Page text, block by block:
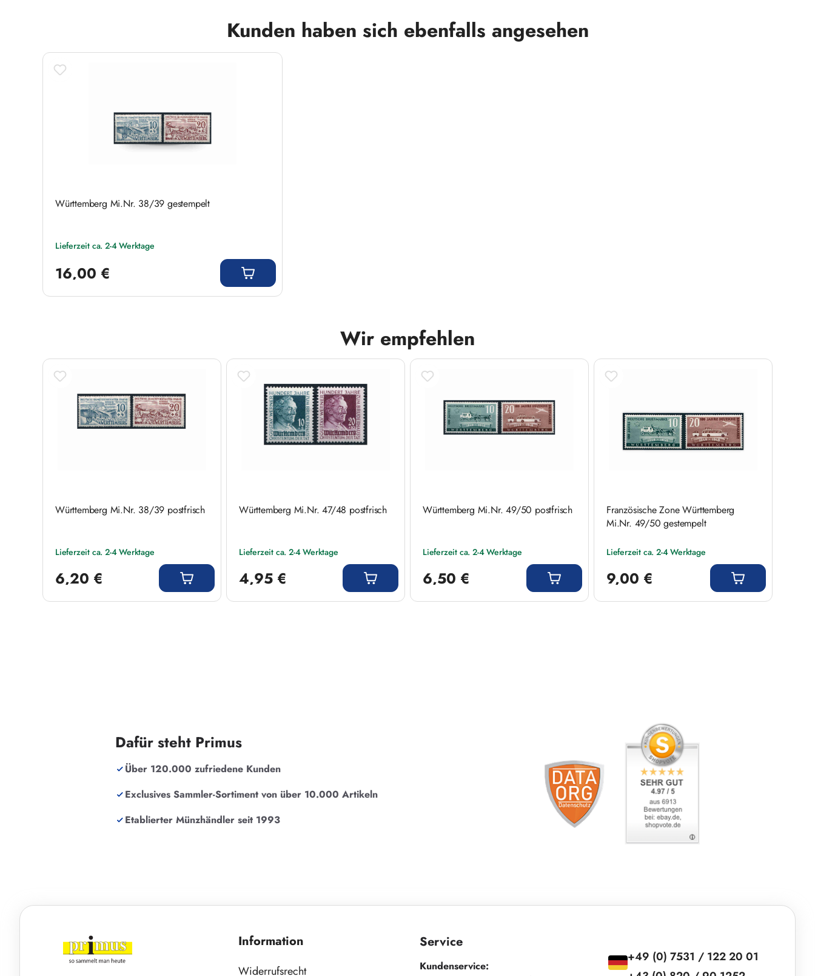
Kunden haben sich ebenfalls angesehen
Württemberg Mi.Nr. 38/39 gestempelt
Lieferzeit ca. 2-4 Werktage
16,00 €
Wir empfehlen
Produktgalerie überspringen
Württemberg Mi.Nr. 38/39 postfrisch
Lieferzeit ca. 2-4 Werktage
6,20 €
Württemberg Mi.Nr. 47/48 postfrisch
Lieferzeit ca. 2-4 Werktage
4,95 €
Württemberg Mi.Nr. 49/50 postfrisch
Lieferzeit ca. 2-4 Werktage
6,50 €
Französische Zone Württemberg
Mi.Nr. 49/50 gestempelt
Lieferzeit ca. 2-4 Werktage
9,00 €
Dafür steht Primus
Über 120.000 zufriedene Kunden
Exclusives Sammler-Sortiment von über 10.000 Artikeln
Etablierter Münzhändler seit 1993
Information
Widerrufsrecht
Service
Kundenservice:
+49 (0) 7531 / 122 20 01